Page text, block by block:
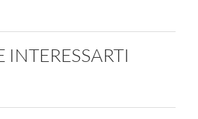
INTERESSARTI